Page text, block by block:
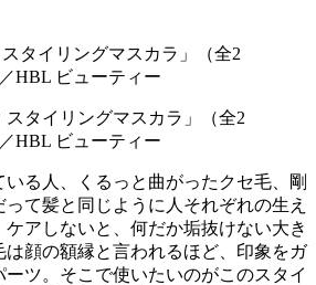
タイリングマスカラ」（全2
HBL ビューティー
る人、くるっと曲がったクセ毛、剛
て髪と同じように人それぞれの生え
アしないと、何だか垢抜けない大き
は顔の額縁と言われるほど、印象をガ
ツ。そこで使いたいのがこのスタイ